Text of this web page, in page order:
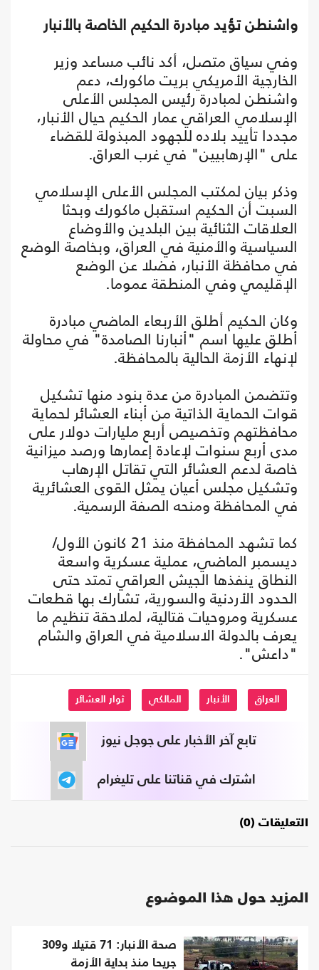
واشنطن تؤيد مبادرة الحكيم الخاصة بالأنبار
وفي سياق متصل، أكد نائب مساعد وزير
الخارجية الأمريكي بريت ماكورك، دعم
واشنطن لمبادرة رئيس المجلس الأعلى
الإسلامي العراقي عمار الحكيم حيال الأنبار،
مجددا تأييد بلاده للجهود المبذولة للقضاء
على "الإرهابيين" في غرب العراق.
وذكر بيان لمكتب المجلس الأعلى الإسلامي
السبت أن الحكيم استقبل ماكورك وبحثا
العلاقات الثنائية بين البلدين والأوضاع
السياسية والأمنية في العراق، وبخاصة الوضع
في محافظة الأنبار، فضلا عن الوضع
الإقليمي وفي المنطقة عموما.
وكان الحكيم أطلق الأربعاء الماضي مبادرة
أطلق عليها اسم "أنبارنا الصامدة" في محاولة
لإنهاء الأزمة الحالية بالمحافظة.
وتتضمن المبادرة من عدة بنود منها تشكيل
قوات الحماية الذاتية من أبناء العشائر لحماية
محافظتهم وتخصيص أربع مليارات دولار على
مدى أربع سنوات لإعادة إعمارها ورصد ميزانية
خاصة لدعم العشائر التي تقاتل الإرهاب
وتشكيل مجلس أعيان يمثل القوى العشائرية
في المحافظة ومنحه الصفة الرسمية.
كما تشهد المحافظة منذ 21 كانون الأول/
ديسمبر الماضي، عملية عسكرية واسعة
النطاق ينفذها الجيش العراقي تمتد حتى
الحدود الأردنية والسورية، تشارك بها قطعات
عسكرية ومروحيات قتالية، لملاحقة تنظيم ما
يعرف بالدولة الاسلامية في العراق والشام
"داعش".
العراق الأنبار المالكي ثوار العشائر
تابع آخر الأخبار على جوجل نيوز
اشترك في قناتنا على تليغرام
التعليقات (0)
المزيد حول هذا الموضوع
صحة الأنبار: 71 قتيلا و309
جريحا منذ بداية الأزمة